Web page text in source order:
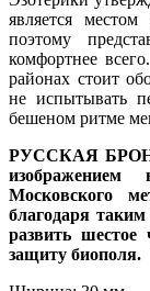
является
поэтому
комфортнее
районах стоит
не испытывать
бешеном ритме
РУССКАЯ
Московского
благодаря
развить шестое
защиту биополя.